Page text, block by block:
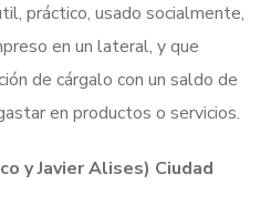
práctico, usado socialmente,
en un lateral, y que
de cárgalo con un saldo de
en productos o servicios.
y Javier Alises) Ciudad